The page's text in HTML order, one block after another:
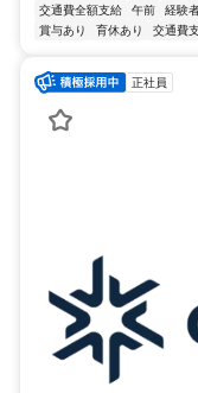
交通費全額支給
午前 経験
賞与あり
育休あり 交通費
正社員